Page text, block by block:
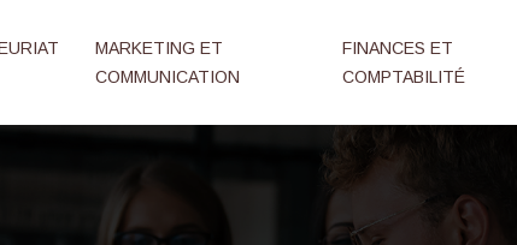
MARKETING ET
COMMUNICATION
FINANCES ET
COMPTABILITÉ